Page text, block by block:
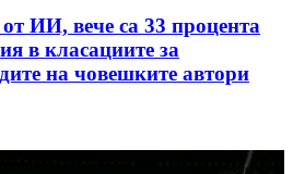
ИИ, вече са 33 процента
в класациите за
на човешките автори